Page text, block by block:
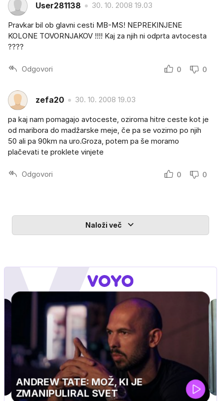
User281138 30. 10. 2008 19.03
Pravkar bil ob glavni cesti MB-MS! NEPREKINJENE
KOLONE TOVORNJAKOV !!!! Kaj za njih ni odprta avtocesta
????
Odgovori 0 0
zefa20 30. 10. 2008 19.03
pa kaj nam pomagajo avtoceste, oziroma hitre ceste kot je
od maribora do madžarske meje, če pa se vozimo po njih
50 ali pa 90km na uro.Groza, potem pa še moramo
plačevati te proklete vinjete
Odgovori 0 0
Naloži več
MOJ PRIJATELJ PINGVIN